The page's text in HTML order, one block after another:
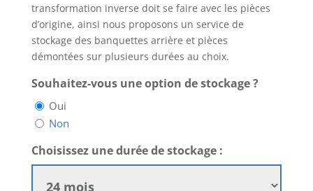
transformation inverse doit se faire avec les pièces
d’origine, ainsi nous proposons un service de
stockage des banquettes arrière et pièces
démontées sur plusieurs durées au choix.
Souhaitez-vous une option de stockage ?
Oui
Non
Choisissez une durée de stockage :